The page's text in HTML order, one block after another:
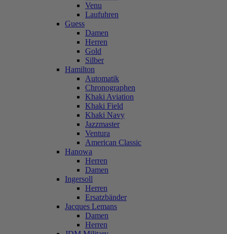
Venu
Laufuhren
Guess
Damen
Herren
Gold
Silber
Hamilton
Automatik
Chronographen
Khaki Aviation
Khaki Field
Khaki Navy
Jazzmaster
Ventura
American Classic
Hanowa
Herren
Damen
Ingersoll
Herren
Ersatzbänder
Jacques Lemans
Damen
Herren